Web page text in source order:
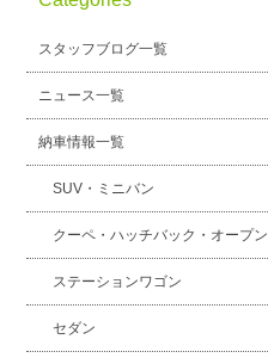
スタッフブログ一覧
ニュース一覧
納車情報一覧
SUV・ミニバン
クーペ・ハッチバック・オープン
ステーションワゴン
セダン